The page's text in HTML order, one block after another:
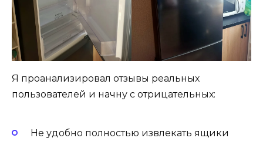
Я проанализировал отзывы реальных
пользователей и начну с отрицательных:
Не удобно полностью извлекать ящики